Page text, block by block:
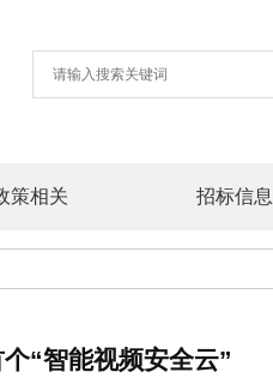
策相关 招标信息
“智能视频安全云”